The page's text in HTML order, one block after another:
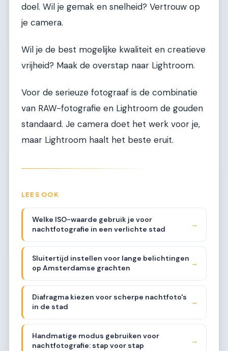
doel. Wil je gemak en snelheid? Vertrouw op
je camera.
Wil je de best mogelijke kwaliteit en creatieve
vrijheid? Maak de overstap naar Lightroom.
Voor de serieuze fotograaf is de combinatie
van RAW-fotografie en Lightroom de gouden
standaard. Je camera doet het werk voor je,
maar Lightroom haalt het beste eruit.
LEES OOK
Welke ISO-waarde gebruik je voor
nachtfotografie in een verlichte stad
→
Sluitertijd instellen voor lange belichtingen
op Amsterdamse grachten
→
Diafragma kiezen voor scherpe nachtfoto's
in de stad
→
Handmatige modus gebruiken voor
nachtfotografie: stap voor stap
→